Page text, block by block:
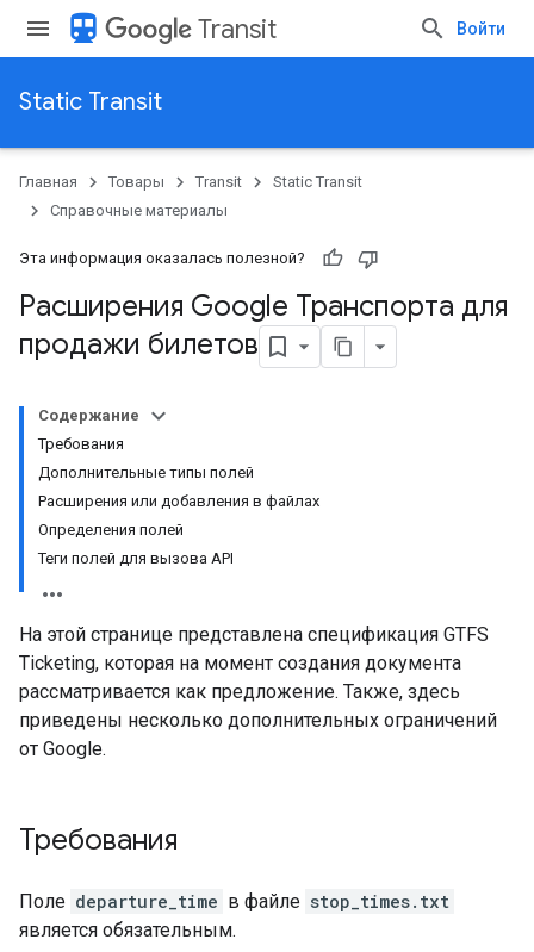
directions_transit Transit Войти
Static Transit
Главная Товары Transit
Static Transit
Справочные материалы
Эта информация оказалась полезной?
Расширения Google Транспорта для
продажи билетов
Содержание
Требования
Дополнительные типы полей
Расширения или добавления в файлах
Определения полей
Теги полей для вызова API
На этой странице представлена спецификация GTFS
Ticketing, которая на момент создания документа
рассматривается как предложение. Также, здесь
приведены несколько дополнительных ограничений
от Google.
Требования
Поле departure_time в файле stop_times.txt
является обязательным.